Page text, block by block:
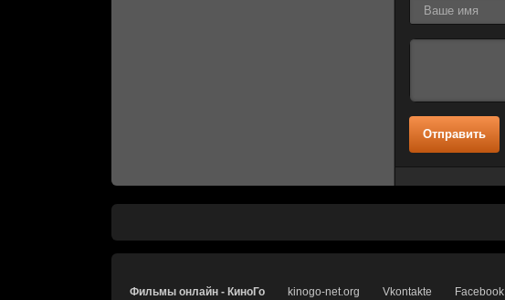
Отправить
Фильмы онлайн - КиноГо kinogo-net.org Vkontakte Facebook